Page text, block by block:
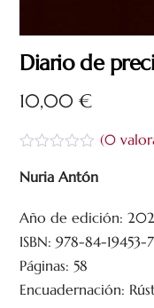
Diario de
10,00€
a
r
d
o
c
o
(0
Nuria Antón
Año de edición:
ISBN: 978-84-19453-
Páginas: 58
Encuadernación: